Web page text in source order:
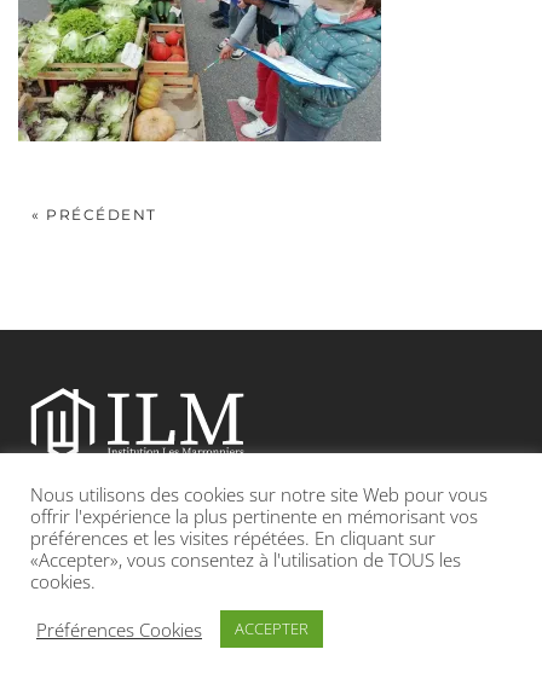
« PRÉCÉDENT
Etablissement catholique sous contrat d’association avec l’Etat
Adresse : 19, Grande rue 69420 CONDRIEU
INFOS LÉGALES POLITIQUE DE CONFIDENTIALITÉ
Nous utilisons des cookies sur notre site Web pour vous
offrir l'expérience la plus pertinente en mémorisant vos
préférences et les visites répétées. En cliquant sur
«Accepter», vous consentez à l'utilisation de TOUS les
cookies.
Préférences Cookies
ACCEPTER